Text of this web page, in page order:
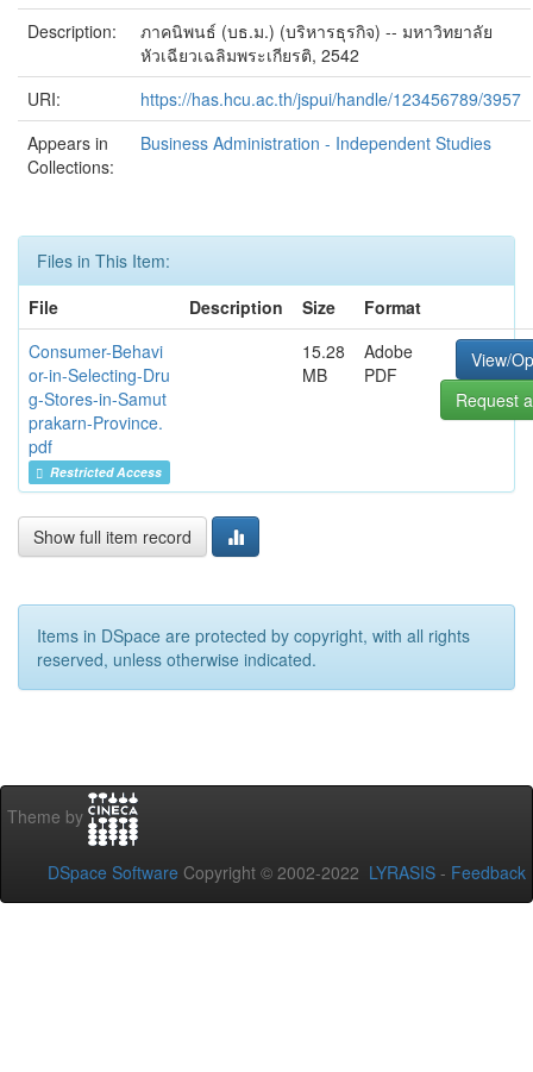
Description:
ภาคนิพนธ์ (บธ.ม.) (บริหารธุรกิจ) -- มหาวิทยาลัย
หัวเฉียวเฉลิมพระเกียรติ, 2542
URI:
https://has.hcu.ac.th/jspui/handle/123456789/3957
Appears in
Collections:
Business Administration - Independent Studies
Files in This Item:
File
Description Size
Format
Consumer-Behavi
or-in-Selecting-Dru
g-Stores-in-Samut
prakarn-Province.
pdf
Restricted Access
15.28
MB
Adobe
PDF
View/
Request
Show full item record
Items in DSpace are protected by copyright, with all rights
reserved, unless otherwise indicated.
Theme by
DSpace Software Copyright © 2002-2022 LYRASIS - Feedback